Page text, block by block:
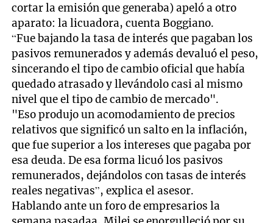
cortar la emisión que generaba) apeló a otro
aparato: la licuadora, cuenta Boggiano.
“Fue bajando la tasa de interés que pagaban los
pasivos remunerados y además devaluó el peso,
sincerando el tipo de cambio oficial que había
quedado atrasado y llevándolo casi al mismo
nivel que el tipo de cambio de mercado".
"Eso produjo un acomodamiento de precios
relativos que significó un salto en la inflación,
que fue superior a los intereses que pagaba por
esa deuda. De esa forma licuó los pasivos
remunerados, dejándolos con tasas de interés
reales negativas”, explica el asesor.
Hablando ante un foro de empresarios la